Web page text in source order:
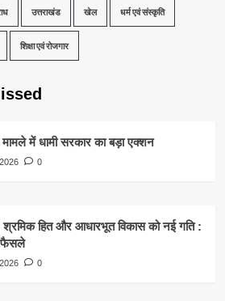
उत्तराखंड खेल धर्म एवं संस्कृति
शिक्षा एवं रोजगार
में धामी सरकार का बड़ा एक्शन
0
श्रमिक हित और आधारभूत विकास को नई गति :
फैसले
0